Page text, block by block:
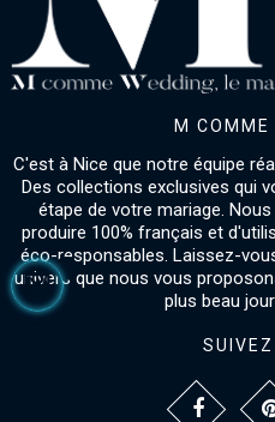
M COMME
C'est à Nice que notre équipe
Des collections exclusives qui
étape de votre mariage.
produire 100% français et
éco-responsables. Laissez-
univers que nous vous
plus beau